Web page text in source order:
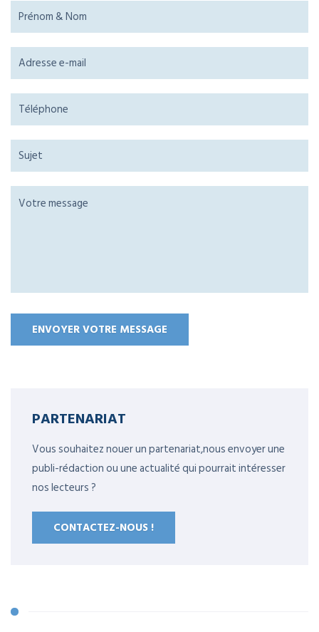
PARTENARIAT
Vous souhaitez nouer un partenariat,nous envoyer une
publi-rédaction ou une actualité qui pourrait intéresser
nos lecteurs ?
CONTACTEZ-NOUS !